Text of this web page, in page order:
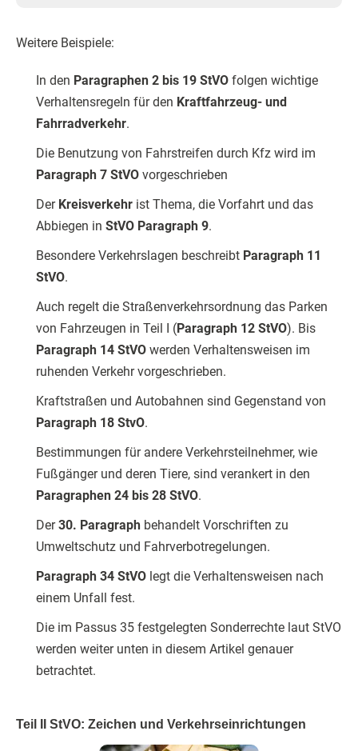
Weitere Beispiele:
In den Paragraphen 2 bis 19 StVO folgen wichtige
Verhaltensregeln für den Kraftfahrzeug- und
Fahrradverkehr.
Die Benutzung von Fahrstreifen durch Kfz wird im
Paragraph 7 StVO vorgeschrieben
Der Kreisverkehr ist Thema, die Vorfahrt und das
Abbiegen in StVO Paragraph 9.
Besondere Verkehrslagen beschreibt Paragraph 11
StVO.
Auch regelt die Straßenverkehrsordnung das Parken
von Fahrzeugen in Teil I (Paragraph 12 StVO). Bis
Paragraph 14 StVO werden Verhaltensweisen im
ruhenden Verkehr vorgeschrieben.
Kraftstraßen und Autobahnen sind Gegenstand von
Paragraph 18 StvO.
Bestimmungen für andere Verkehrsteilnehmer, wie
Fußgänger und deren Tiere, sind verankert in den
Paragraphen 24 bis 28 StVO.
Der30. Paragraph behandelt Vorschriften zu
Umweltschutz und Fahrverbotregelungen.
Paragraph 34 StVO legt die Verhaltensweisen nach
einem Unfall fest.
Die im Passus 35 festgelegten Sonderrechte laut StVO
werden weiter unten in diesem Artikel genauer
betrachtet.
Teil II StVO: Zeichen und Verkehrseinrichtungen